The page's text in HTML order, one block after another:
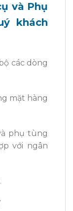
và Phụ
khách
các dòng
mặt hàng
phụ tùng
với ngân